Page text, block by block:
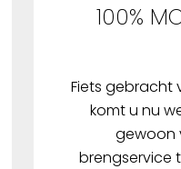
100%
Fiets gebracht
komt u nu
gewoon
brengservice